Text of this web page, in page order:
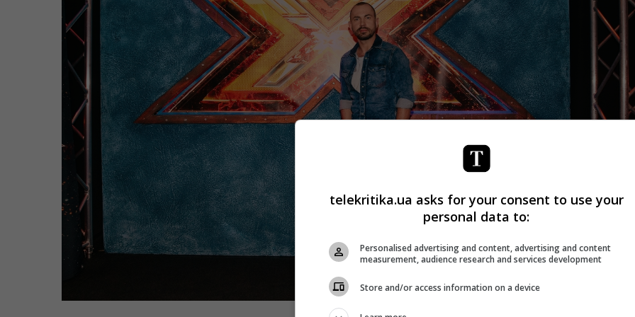
telekritika.ua asks for your consent to use your
personal data to:
Personalised advertising and content, advertising and content
measurement, audience research and services development
Store and/or access information on a device